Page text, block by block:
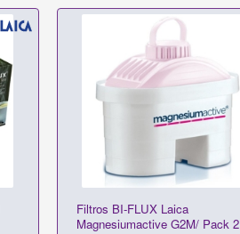
Filtros BI-FLUX Laica
Magnesiumactive G2M/ Pack 2